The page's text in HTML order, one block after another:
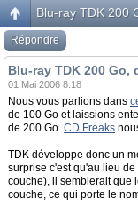
Blu-ray TDK 200
Répondre
Blu-ray TDK 200 Go,
01 Mai 2006 8:18
Nous vous parlions dans
de 100 Go et laissions
de 200 Go. CD Freaks
TDK développe donc un
surprise c'est qu'au lieu
couche), il semblerait que
couche, ce qui porte le